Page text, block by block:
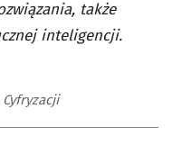
także
inteligencji.